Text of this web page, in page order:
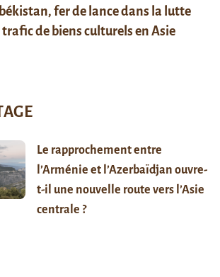
fer de lance dans la lutte
de biens culturels en Asie
Le rapprochement entre
l’Arménie et l’Azerbaïdjan ouvre-
t-il une nouvelle route vers l’Asie
centrale ?